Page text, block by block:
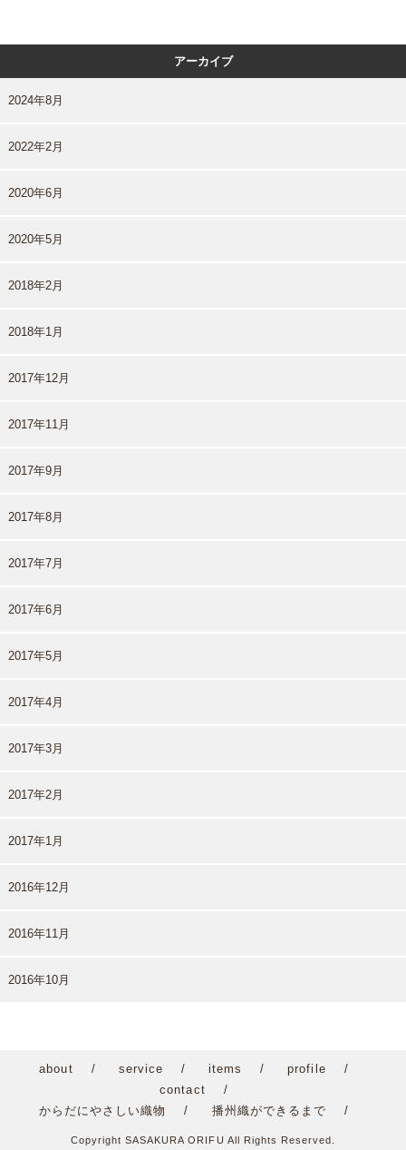
アーカイブ
2024年8月
2022年2月
2020年6月
2020年5月
2018年2月
2018年1月
2017年12月
2017年11月
2017年9月
2017年8月
2017年7月
2017年6月
2017年5月
2017年4月
2017年3月
2017年2月
2017年1月
2016年12月
2016年11月
2016年10月
about service items
profile
contact
からだにやさしい織物
播州織ができるまで
Copyright SASAKURA ORIFU All Rights Reserved.